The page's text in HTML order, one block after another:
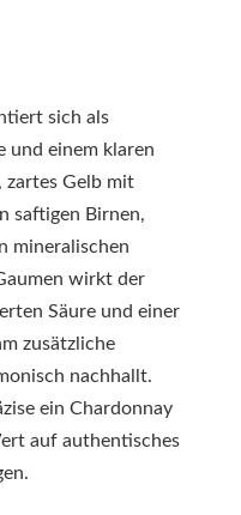
sich als
und einem klaren
zartes Gelb mit
saftigen Birnen,
mineralischen
wirkt der
Säure und einer
zusätzliche
nachhallt.
ein Chardonnay
auf authentisches